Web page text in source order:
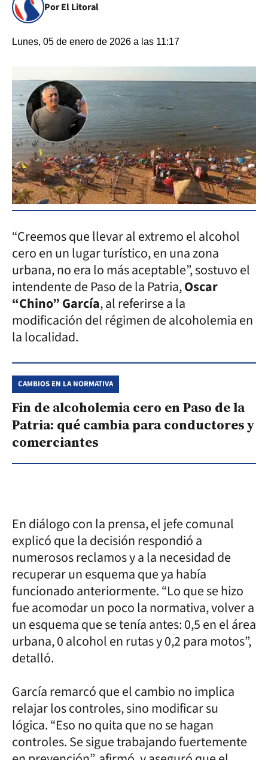
Por El Litoral
Lunes, 05 de enero de 2026 a las 11:17
“Creemos que llevar al extremo el alcohol
cero en un lugar turístico, en una zona
urbana, no era lo más aceptable”, sostuvo el
intendente de Paso de la Patria,Oscar
“Chino” García, al referirse a la
modificación del régimen de alcoholemia en
la localidad.
CAMBIOS EN LA NORMATIVA
Fin de alcoholemia cero en Paso de la
Patria: qué cambia para conductores y
comerciantes
En diálogo con la prensa, el jefe comunal
explicó que la decisión respondió a
numerosos reclamos y a la necesidad de
recuperar un esquema que ya había
funcionado anteriormente. “Lo que se hizo
fue acomodar un poco la normativa, volver a
un esquema que se tenía antes: 0,5 en el área
urbana, 0 alcohol en rutas y 0,2 para motos”,
detalló.
García remarcó que el cambio no implica
relajar los controles, sino modificar su
lógica. “Eso no quita que no se hagan
controles. Se sigue trabajando fuertemente